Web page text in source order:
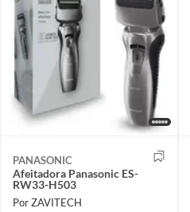
PANASONIC
Afeitadora Panasonic ES-
RW33-H503
Por ZAVITECH